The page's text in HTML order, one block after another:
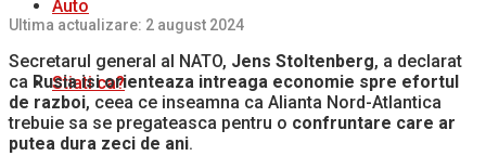
Auto
Stiati ca?
Ultima actualizare: 2 august 2024
Secretarul general al NATO, Jens Stoltenberg, a declarat
ca Rusia isi orienteaza intreaga economie spre efortul
de razboi, ceea ce inseamna ca Alianta Nord-Atlantica
trebuie sa se pregateasca pentru o confruntare care ar
putea dura zeci de ani.